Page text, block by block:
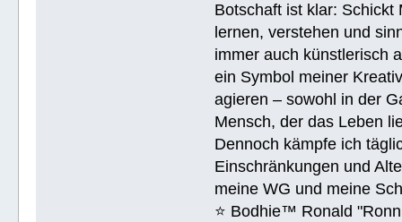
Botschaft ist klar: Schickt
lernen, verstehen und
immer auch künstlerisch
ein Symbol meiner
agieren – sowohl in der
Mensch, der das Leben
Dennoch kämpfe ich
Einschränkungen und
meine WG und meine
⭐️ Bodhie™ Ronald